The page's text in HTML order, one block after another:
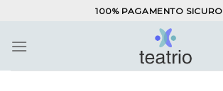
contenuti
100% PAGAMENTO SICURO